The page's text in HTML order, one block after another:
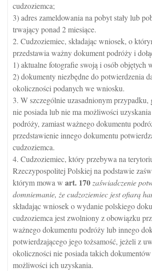
cudzoziemca;
3) adres zameldowania na pobyt stały lub
trwający ponad 2 miesiące.
2. Cudzoziemiec, składając wniosek, o
przedstawia ważny dokument podróży i
1) aktualne fotografie swoją i osób objętych
2) dokumenty niezbędne do potwierdzenia
okoliczności podanych we wniosku.
3. W szczególnie uzasadnionym przypadku,
nie posiada lub nie ma możliwości
podróży, zamiast ważnego dokumentu
przedstawienie innego dokumentu
cudzoziemca.
4. Cudzoziemiec, który przebywa na
Rzeczypospolitej Polskiej na podstawie
którym mowa w art. 170 zaświadczenie
domniemanie, że cudzoziemiec jest ofiarą
składając wniosek o wydanie polskiego
cudzoziemca jest zwolniony z obowiązku
ważnego dokumentu podróży lub innego
potwierdzającego jego tożsamość, jeżeli z
okoliczności nie posiada takich
możliwości ich uzyskania.